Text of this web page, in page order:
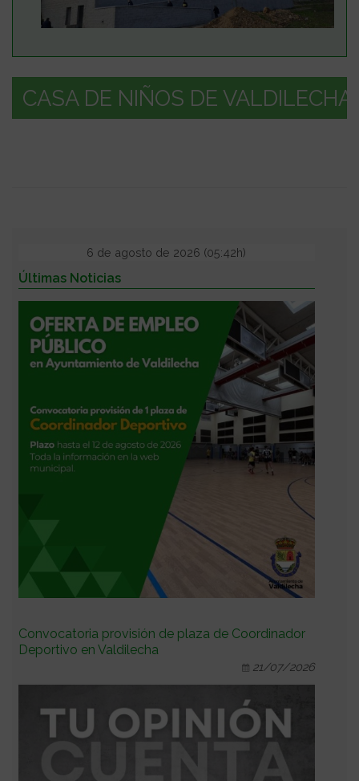
CASA DE NIÑOS DE VALDILECHA
6 de agosto de 2026 (05:42h)
Últimas Noticias
Convocatoria provisión de plaza de Coordinador
Deportivo en Valdilecha
21/07/2026